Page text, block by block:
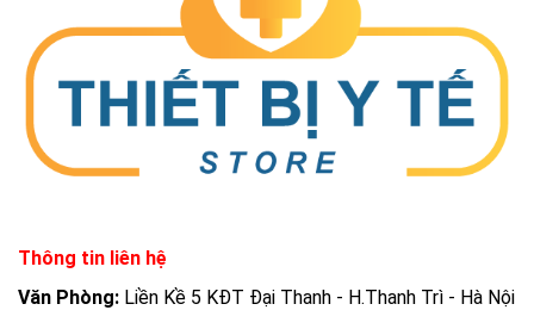
Thông tin liên hệ
Văn Phòng: Liền Kề 5 KĐT Đại Thanh - H.Thanh Trì - Hà Nội